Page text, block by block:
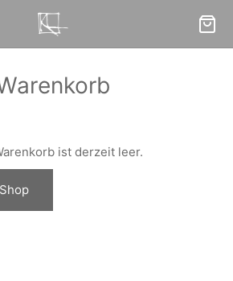
ist derzeit leer.